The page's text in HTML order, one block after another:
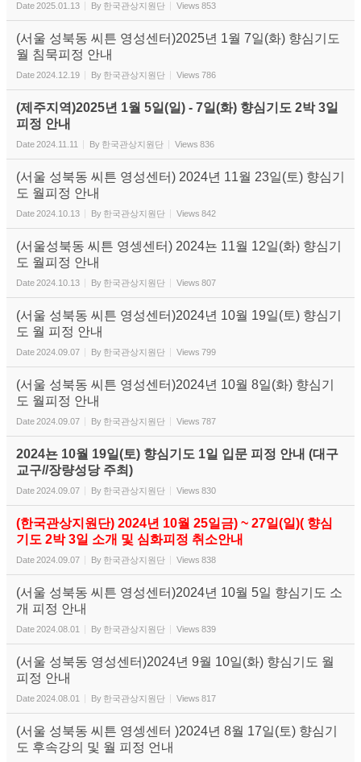
Date2025.01.13 By 한국관상지원단 Views 853
(서울 성북동 씨튼 영성센터)2025년 1월 7일(화) 향심기도
월 침묵피정 안내
Date2024.12.19 By 한국관상지원단 Views 786
(제주지역)2025년 1월 5일(일) - 7일(화) 향심기도 2박 3일
피정 안내
Date2024.11.11 By 한국관상지원단 Views 836
(서울 성북동 씨튼 영성센터) 2024년 11월 23일(토) 향심기
도 월피정 안내
Date2024.10.13 By 한국관상지원단 Views 842
(서울성북동 씨튼 영셍센터) 2024뇬 11월 12일(화) 향심기
도 월피정 안내
Date2024.10.13 By 한국관상지원단 Views 807
(서울 성북동 씨튼 영성센터)2024년 10월 19일(토) 향심기
도 월 피정 안내
Date2024.09.07 By 한국관상지원단 Views 799
(서울 성북동 씨튼 영성센터)2024년 10월 8일(화) 향심기
도 월피정 안내
Date2024.09.07 By 한국관상지원단 Views 787
2024뇬 10월 19일(토) 향심기도 1일 입문 피정 안내 (대구
교구//장량성당 주최)
Date2024.09.07 By 한국관상지원단 Views 830
(한국관상지원단) 2024년 10월 25일금) ~ 27일(일)( 향심
기도 2박 3일 소개 및 심화피정 취소안내
Date2024.09.07 By 한국관상지원단 Views 838
(서울 성북동 씨튼 영성센터)2024년 10월 5일 향심기도 소
개 피정 안내
Date2024.08.01 By 한국관상지원단 Views 839
(서울 성북동 영성센터)2024년 9월 10일(화) 향심기도 월
피정 안내
Date2024.08.01 By 한국관상지원단 Views 817
(서울 성북동 씨튼 영셍센터 )2024년 8월 17일(토) 향심기
도 후속강의 및 월 피정 언내